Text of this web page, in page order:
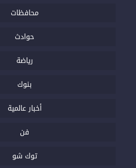
محافظات
حوادث
رياضة
بنوك
أخبار عالمية
فن
توك شو